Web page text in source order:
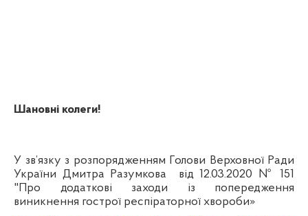
Шановні колеги!
У зв’язку з розпорядженням Голови Верховної Ради
України Дмитра Разумкова від 12.03.2020 № 151
"Про додаткові заходи із попередження
виникнення гострої респіраторної хвороби»